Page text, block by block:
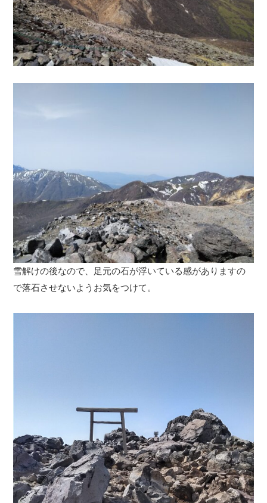
雪解けの後なので、足元の石が浮いている感がありますの
で落石させないようお気をつけて。